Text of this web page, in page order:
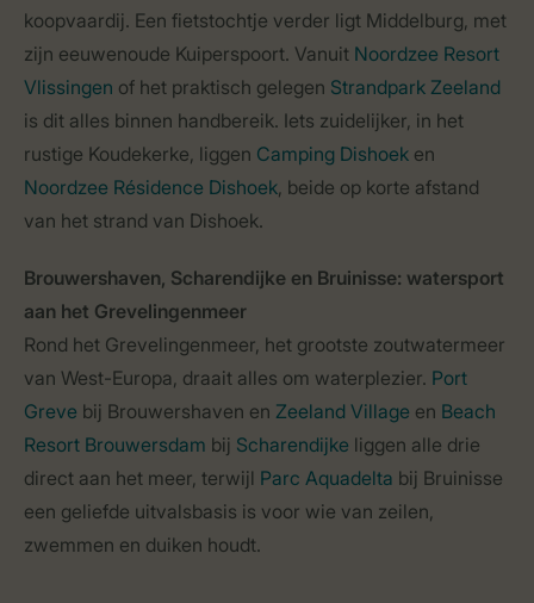
koopvaardij. Een fietstochtje verder ligt Middelburg, met
zijn eeuwenoude Kuiperspoort. Vanuit Noordzee Resort
Vlissingen of het praktisch gelegen Strandpark Zeeland
is dit alles binnen handbereik. Iets zuidelijker, in het
rustige Koudekerke, liggen Camping Dishoek en
Noordzee Résidence Dishoek, beide op korte afstand
van het strand van Dishoek.
Brouwershaven, Scharendijke en Bruinisse: watersport
aan het Grevelingenmeer
Rond het Grevelingenmeer, het grootste zoutwatermeer
van West-Europa, draait alles om waterplezier. Port
Greve bij Brouwershaven en Zeeland Village en Beach
Resort Brouwersdam bij Scharendijke liggen alle drie
direct aan het meer, terwijl Parc Aquadelta bij Bruinisse
een geliefde uitvalsbasis is voor wie van zeilen,
zwemmen en duiken houdt.